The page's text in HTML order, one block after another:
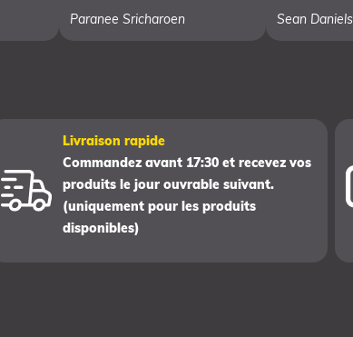
Paranee Sricharoen Sean Daniels
Livraison rapide
Commandez avant 17:30 et recevez vos
produits le jour ouvrable suivant.
(uniquement pour les produits
disponibles)